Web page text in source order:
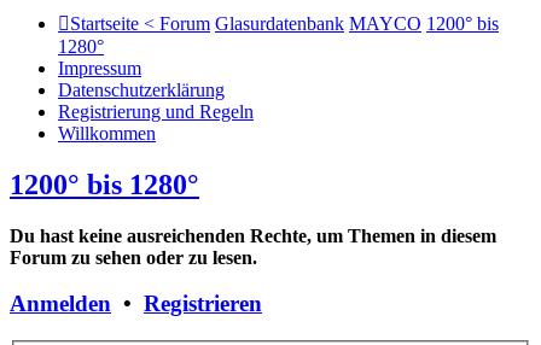
Startseite < Forum Glasurdatenbank MAYCO 1200° bis
1280°
Impressum
Datenschutzerklärung
Registrierung und Regeln
Willkommen
1200° bis 1280°
Du hast keine ausreichenden Rechte, um Themen in diesem
Forum zu sehen oder zu lesen.
Anmelden • Registrieren